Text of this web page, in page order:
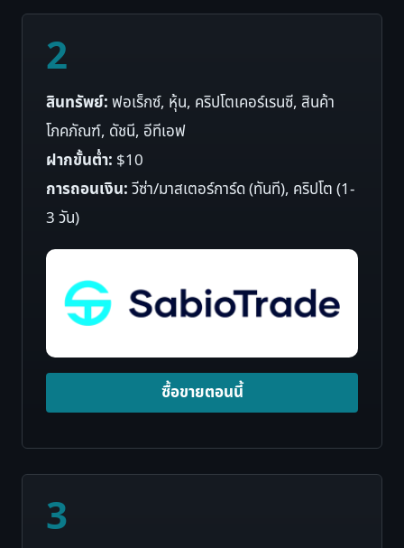
2
สินทรัพย์:ฟอเร็กซ์, หุ้น, คริปโตเคอร์เรนซี, สินค้า
โภคภัณฑ์, ดัชนี, อีทีเอฟ
ฝากขั้นต่ำ: $10
การถอนเงิน:วีซ่า/มาสเตอร์การ์ด (ทันที), คริปโต (1-
3 วัน)
ซื้อขายตอนนี้
3